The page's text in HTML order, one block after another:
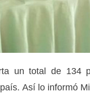
un total de 134
Así lo informó